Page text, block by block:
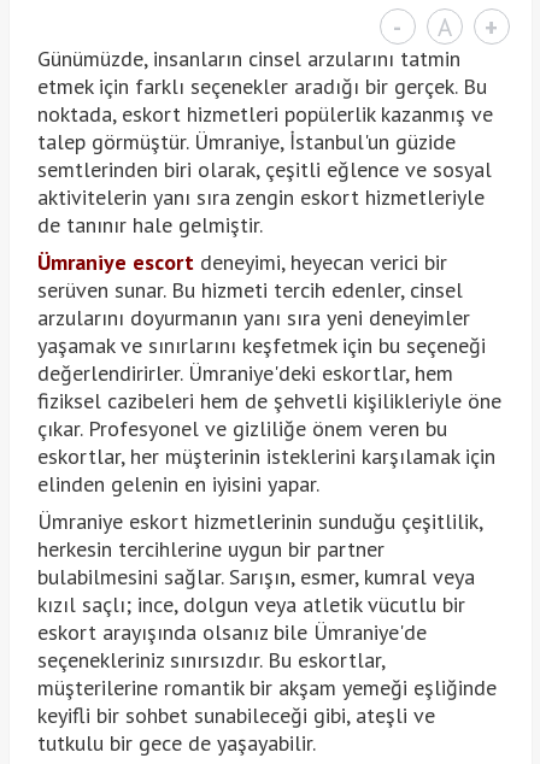
- A +
Günümüzde, insanların cinsel arzularını tatmin
etmek için farklı seçenekler aradığı bir gerçek. Bu
noktada, eskort hizmetleri popülerlik kazanmış ve
talep görmüştür. Ümraniye, İstanbul'un güzide
semtlerinden biri olarak, çeşitli eğlence ve sosyal
aktivitelerin yanı sıra zengin eskort hizmetleriyle
de tanınır hale gelmiştir.
Ümraniye escortdeneyimi, heyecan verici bir
serüven sunar. Bu hizmeti tercih edenler, cinsel
arzularını doyurmanın yanı sıra yeni deneyimler
yaşamak ve sınırlarını keşfetmek için bu seçeneği
değerlendirirler. Ümraniye'deki eskortlar, hem
fiziksel cazibeleri hem de şehvetli kişilikleriyle öne
çıkar. Profesyonel ve gizliliğe önem veren bu
eskortlar, her müşterinin isteklerini karşılamak için
elinden gelenin en iyisini yapar.
Ümraniye eskort hizmetlerinin sunduğu çeşitlilik,
herkesin tercihlerine uygun bir partner
bulabilmesini sağlar. Sarışın, esmer, kumral veya
kızıl saçlı; ince, dolgun veya atletik vücutlu bir
eskort arayışında olsanız bile Ümraniye'de
seçenekleriniz sınırsızdır. Bu eskortlar,
müşterilerine romantik bir akşam yemeği eşliğinde
keyifli bir sohbet sunabileceği gibi, ateşli ve
tutkulu bir gece de yaşayabilir.